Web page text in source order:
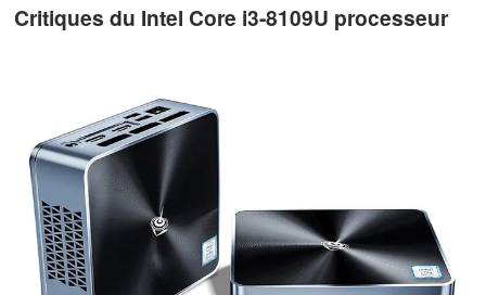
Critiques du Intel Core i3-8109U processeur